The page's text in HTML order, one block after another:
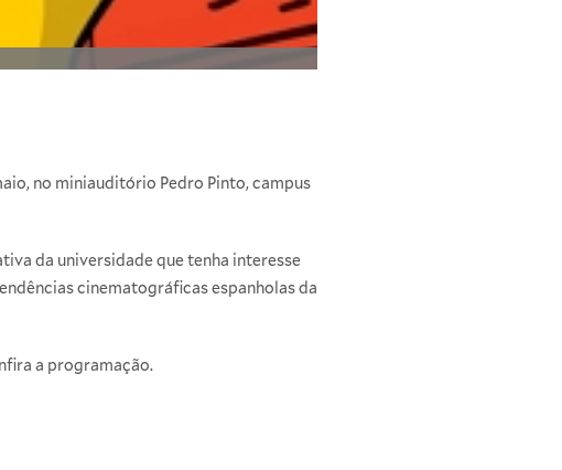
no miniauditório Pedro Pinto, campus
da universidade que tenha interesse
cinematográficas espanholas da
a programação.